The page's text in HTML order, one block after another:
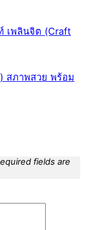
เพลินจิต (Craft
สภาพสวย พร้อม
fields are